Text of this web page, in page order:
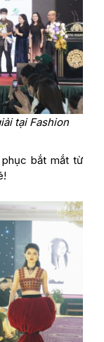
tại Fashion
phục bắt mắt từ